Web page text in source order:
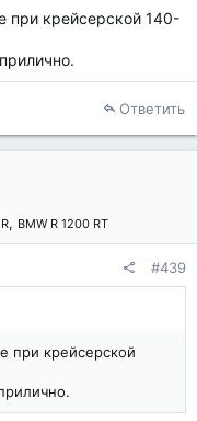
при крейсерской 140-
Ответить
BMW R 1200 RT
#439
при крейсерской